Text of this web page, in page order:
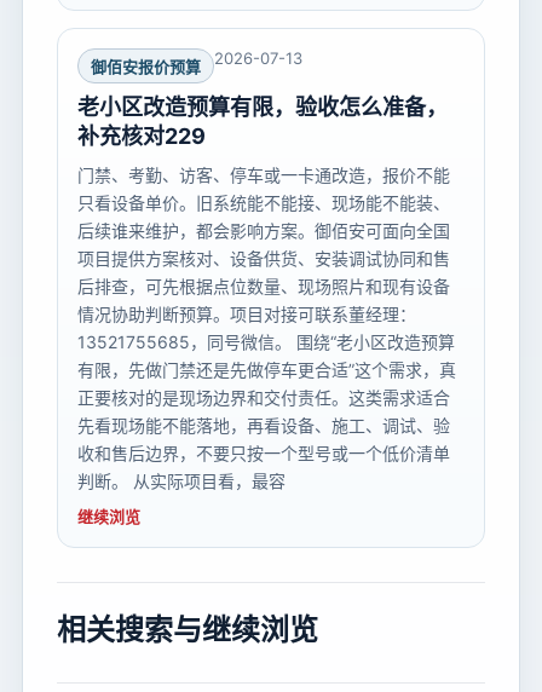
御佰安报价预算 2026-07-13
老小区改造预算有限，验收怎么准备，
补充核对229
门禁、考勤、访客、停车或一卡通改造，报价不能
只看设备单价。旧系统能不能接、现场能不能装、
后续谁来维护，都会影响方案。御佰安可面向全国
项目提供方案核对、设备供货、安装调试协同和售
后排查，可先根据点位数量、现场照片和现有设备
情况协助判断预算。项目对接可联系董经理：
13521755685，同号微信。 围绕“老小区改造预算
有限，先做门禁还是先做停车更合适”这个需求，真
正要核对的是现场边界和交付责任。这类需求适合
先看现场能不能落地，再看设备、施工、调试、验
收和售后边界，不要只按一个型号或一个低价清单
判断。 从实际项目看，最容
继续浏览
相关搜索与继续浏览